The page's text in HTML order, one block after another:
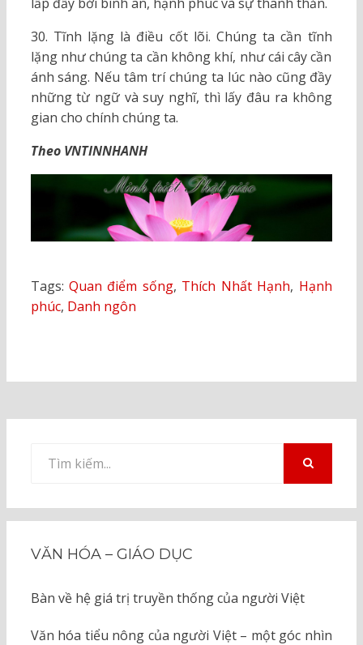
30. Tĩnh lặng là điều cốt lõi. Chúng ta cần tĩnh
lặng như chúng ta cần không khí, như cái cây cần
ánh sáng. Nếu tâm trí chúng ta lúc nào cũng đầy
những từ ngữ và suy nghĩ, thì lấy đâu ra không
gian cho chính chúng ta.
Theo VNTINNHANH
Tags: Quan điểm sống, Thích Nhất Hạnh, Hạnh
phúc, Danh ngôn
kiếm
VĂN HÓA – GIÁO DỤC
Bàn về hệ giá trị truyền thống của người Việt
Văn hóa tiểu nông của người Việt – một góc nhìn